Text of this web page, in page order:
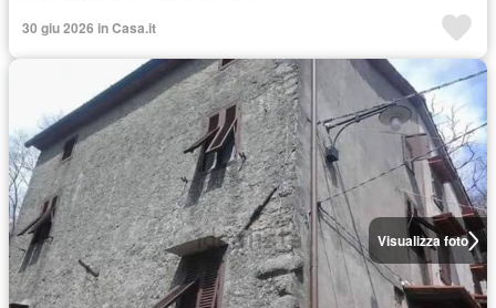
30 giu 2026 in Casa.it
Visualizza foto